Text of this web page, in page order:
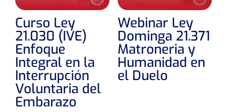
Curso Ley
21.030 (IVE)
Enfoque
Integral en la
Interrupción
Voluntaria del
Embarazo
Webinar Ley
Dominga 21.371
Matroneria y
Humanidad en
el Duelo